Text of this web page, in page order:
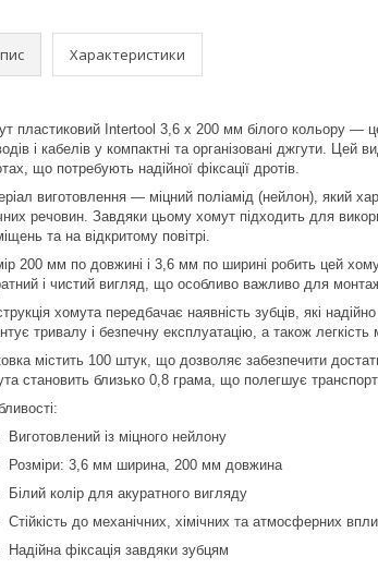
Характеристики
пластиковий Intertool 3,6 х 200 мм білого кольору —
і кабелів у компактні та організовані джгути.
що потребують надійної фіксації дротів.
виготовлення — міцний поліамід (нейлон), який
речовин. Завдяки цьому хомут підходить для
та на відкритому повітрі.
200 мм по довжині і 3,6 мм по ширині робить цей
і чистий вигляд, що особливо важливо для
хомута передбачає наявність зубців, які
тривалу і безпечну експлуатацію, а також
містить 100 штук, що дозволяє забезпечити
становить близько 0,8 грама, що полегшує
Виготовлений із міцного нейлону
Розміри: 3,6 мм ширина, 200 мм довжина
Білий колір для акуратного вигляду
Стійкість до механічних, хімічних та атмосферних
Надійна фіксація завдяки зубцям